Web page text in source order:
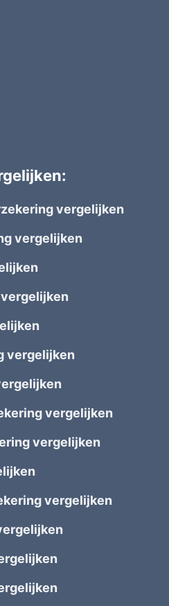
vergelijken
vergelijken
vergelijken
vergelijken
vergelijken
vergelijken